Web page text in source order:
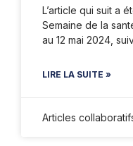
L’article qui suit a
Semaine de la
au 12 mai 2024,
LIRE LA SUITE »
Articles